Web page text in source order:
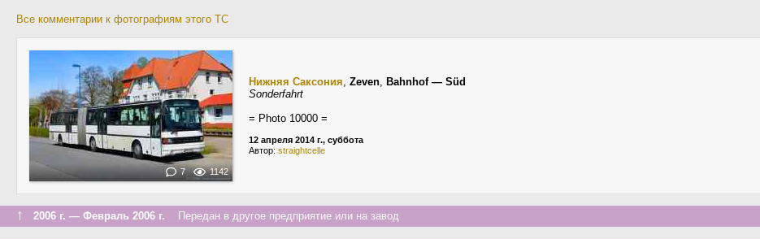
Все комментарии к фотографиям этого ТС
7 1142
Нижняя Саксония, Zeven, Bahnhof — Süd
Sonderfahrt
= Photo 10000 =
12 апреля 2014 г., суббота
Автор: straightcelle
↑ 2006 г. — Февраль 2006 г. Передан в другое предприятие или на завод